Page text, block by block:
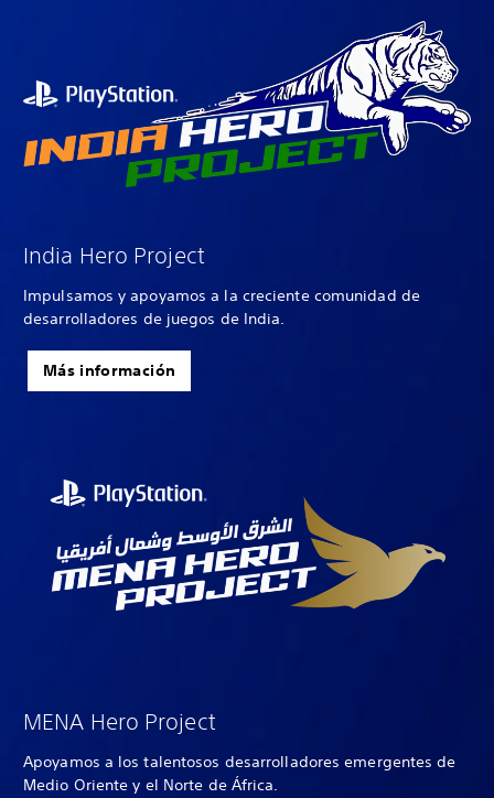
India Hero Project
Impulsamos y apoyamos a la creciente comunidad de
desarrolladores de juegos de India.
Más información
MENA Hero Project
Apoyamos a los talentosos desarrolladores emergentes de
Medio Oriente y el Norte de África.